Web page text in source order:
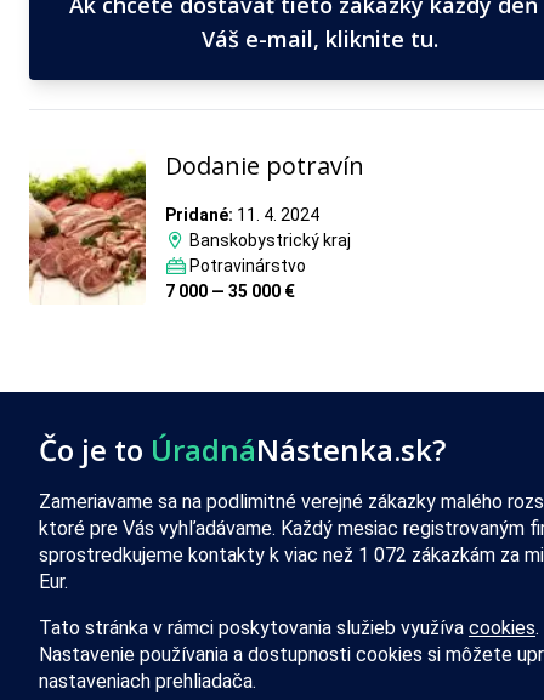
Váš e-mail, kliknite tu.
Dodanie potravín
Pridané: 11. 4. 2024
Banskobystrický kraj
Potravinárstvo
7 000 — 35 000 €
Čo je to ÚradnáNástenka.sk?
Zameriavame sa na podlimitné verejné zákazky malého
ktoré pre Vás vyhľadávame. Každý mesiac registrovaným
sprostredkujeme kontakty k viac než 1 072 zákazkám za
Eur.
Tato stránka v rámci poskytovania služieb využíva cookies.
Nastavenie používania a dostupnosti cookies si môžete
nastaveniach prehliadača.